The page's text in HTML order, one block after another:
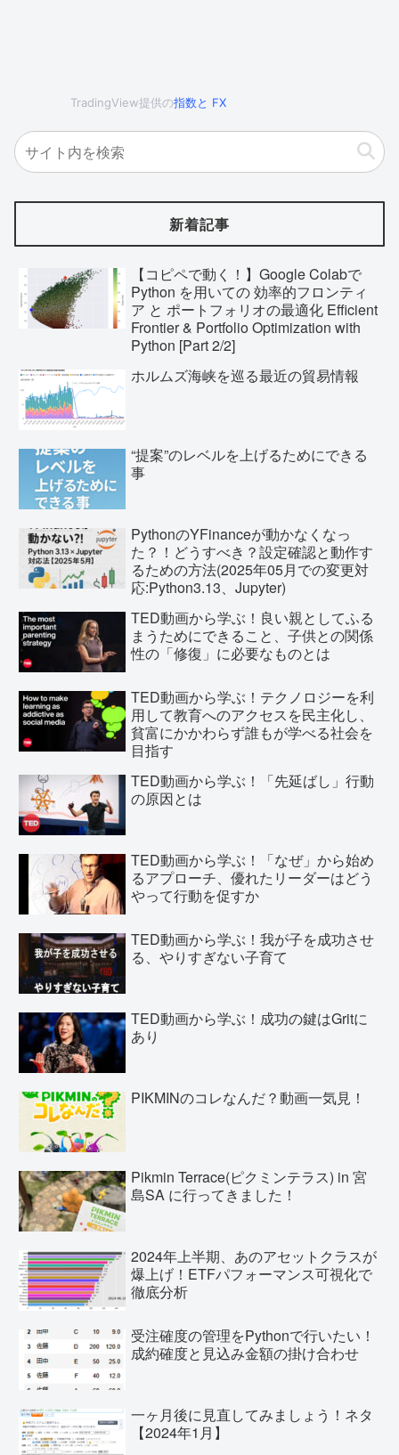
TradingView提供の指数と FX
新着記事
【コピペで動く！】Google Colabで
Python を用いての 効率的フロンティ
ア と ポートフォリオの最適化 Efficient
Frontier & Portfolio Optimization with
Python [Part 2/2]
ホルムズ海峡を巡る最近の貿易情報
“提案”のレベルを上げるためにできる
事
PythonのYFinanceが動かなくなっ
た？！どうすべき？設定確認と動作す
るための方法(2025年05月での変更対
応:Python3.13、Jupyter)
TED動画から学ぶ！良い親としてふる
まうためにできること、子供との関係
性の「修復」に必要なものとは
TED動画から学ぶ！テクノロジーを利
用して教育へのアクセスを民主化し、
貧富にかかわらず誰もが学べる社会を
目指す
TED動画から学ぶ！「先延ばし」行動
の原因とは
TED動画から学ぶ！「なぜ」から始め
るアプローチ、優れたリーダーはどう
やって行動を促すか
TED動画から学ぶ！我が子を成功させ
る、やりすぎない子育て
TED動画から学ぶ！成功の鍵はGritに
あり
PIKMINのコレなんだ？動画一気見！
Pikmin Terrace(ピクミンテラス) in 宮
島SA に行ってきました！
2024年上半期、あのアセットクラスが
爆上げ！ETFパフォーマンス可視化で
徹底分析
受注確度の管理をPythonで行いたい！
成約確度と見込み金額の掛け合わせ
一ヶ月後に見直してみましょう！ネタ
【2024年1月】